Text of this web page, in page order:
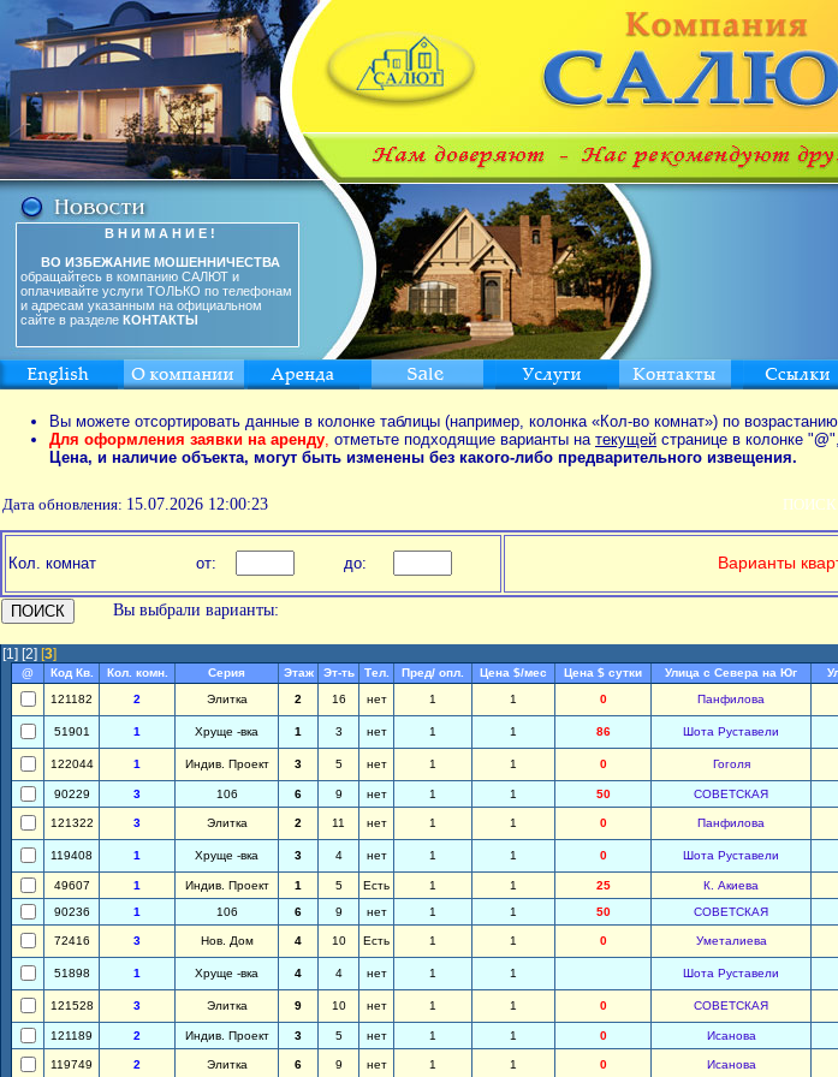
В Н И М А Н И Е !
ВО ИЗБЕЖАНИЕ МОШЕННИЧЕСТВА
обращайтесь в компанию САЛЮТ и
оплачивайте услуги ТОЛЬКО по телефонам
и адресам указанным на официальном
сайте в разделе КОНТАКТЫ
Вы можете отсортировать данные в колонке таблицы (например, колонка «Кол-во комнат») по
Для оформления заявки на аренду, отметьте подходящие варианты на текущей странице в колонке "@
Цена, и наличие объекта, могут быть изменены без какого-либо предварительного извещения.
Дата обновления: 15.07.2026 12:00:23 ПОИСК
Кол. комнат от: до: Варианты
Вы выбрали варианты:
[1] [2] [3]
@ Код Кв. Кол. комн. Серия Этаж Эт-ть Тел. Пред/ опл. Цена $/мес Цена $ сутки Улица с Севера на Юг
121182
2 Элитка 2 16 нет 1 1 0 Панфилова
51901 1 Хруще -вка 1 3 нет 1 1 86 Шота Руставели
122044 1 Индив. Проект 3 5 нет 1 1 0 Гоголя
90229 3 106 6 9 нет 1 1 50 СОВЕТСКАЯ
121322 3 Элитка 2 11 нет 1 1 0 Панфилова
119408 1 Хруще -вка 3 4 нет 1 1 0 Шота Руставели
49607 1 Индив. Проект 1 5 Есть 1 1 25 К. Акиева
90236
1 106 6 9 нет 1 1 50 СОВЕТСКАЯ
72416 3 Нов. Дом 4 10 Есть 1 1 0 Уметалиева
51898 1 Хруще -вка 4 4 нет 1 1 Шота Руставели
121528 3 Элитка 9 10 нет 1 1 0 СОВЕТСКАЯ
121189 2 Индив. Проект 3 5 нет 1 1 0 Исанова
119749 2 Элитка 6 9 нет 1 1 0 Исанова